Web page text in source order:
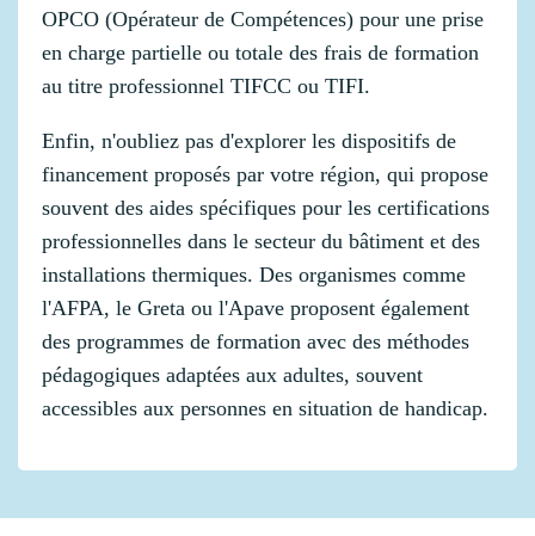
OPCO (Opérateur de Compétences) pour une prise
en charge partielle ou totale des frais de formation
au titre professionnel TIFCC ou TIFI.
Enfin, n'oubliez pas d'explorer les dispositifs de
financement proposés par votre région, qui propose
souvent des aides spécifiques pour les certifications
professionnelles dans le secteur du bâtiment et des
installations thermiques. Des organismes comme
l'AFPA, le Greta ou l'Apave proposent également
des programmes de formation avec des méthodes
pédagogiques adaptées aux adultes, souvent
accessibles aux personnes en situation de handicap.